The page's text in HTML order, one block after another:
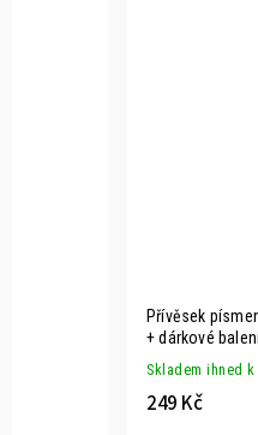
Přívěsek
+ dárkové
Skladem ihned
249 Kč